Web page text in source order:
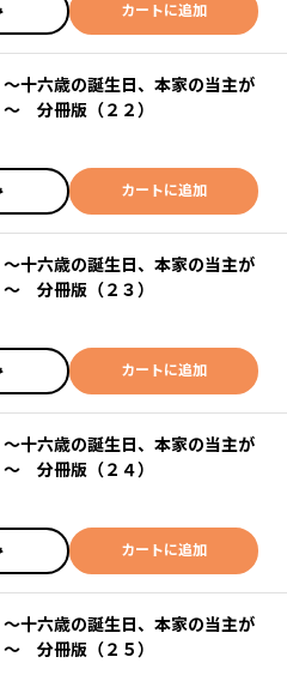
カートに追加
十六歳の誕生日、本家の当主が
分冊版（２２）
カートに追加
十六歳の誕生日、本家の当主が
分冊版（２３）
カートに追加
十六歳の誕生日、本家の当主が
分冊版（２４）
カートに追加
十六歳の誕生日、本家の当主が
分冊版（２５）